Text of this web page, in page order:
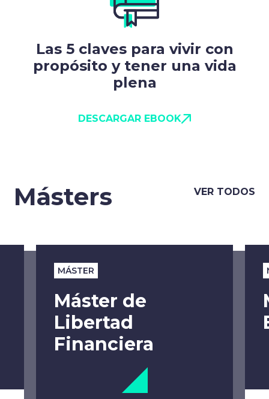
Las 5 claves para vivir con
propósito y tener una vida
plena
DESCARGAR EBOOK
Másters VER TODOS
MÁSTER
Máster de
Libertad
Financiera